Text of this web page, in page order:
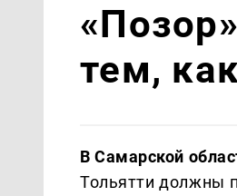
тем,
В Самарской
Тольятти должны